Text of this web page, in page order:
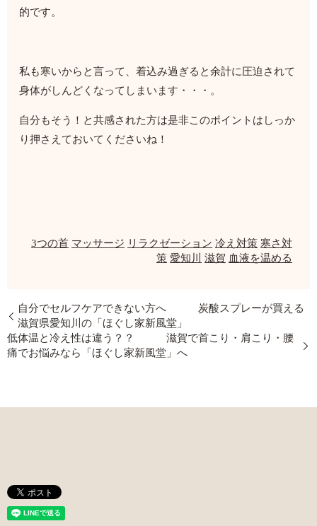
的です。
私も寒いからと言って、着込み過ぎると余計に圧迫されて
身体がしんどくなってしまいます・・・。
自分もそう！と共感された方は是非このポイントはしっか
り押さえておいてくださいね！
3つの首 マッサージ リラクゼーション 冷え対策 寒さ対
策 愛知川 滋賀 血液を温める
自分でセルフケアできない方へ 炭酸スプレーが買える
滋賀県愛知川の「ほぐし家新風堂」
低体温と冷え性は違う？？ 滋賀で首こり・肩こり・腰
痛でお悩みなら「ほぐし家新風堂」へ